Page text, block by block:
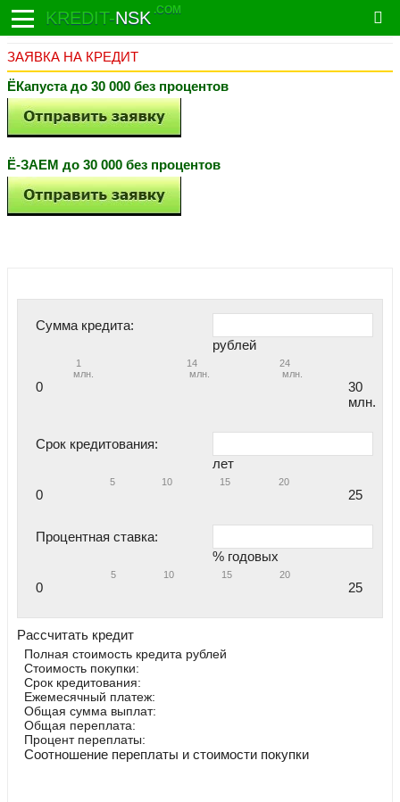
KREDIT-NSK .COM
ЗАЯВКА НА КРЕДИТ
ЁКапуста до 30 000 без процентов
Ё-ЗАЕМ до 30 000 без процентов
Сумма кредита:
рублей
1
млн.
14
млн.
24
млн.
0
30
млн.
Срок кредитования:
лет
5 10 15 20
0 25
Процентная ставка:
% годовых
5 10 15 20
0 25
Рассчитать кредит
Полная стоимость кредита рублей
Стоимость покупки:
Срок кредитования:
Ежемесячный платеж:
Общая сумма выплат:
Общая переплата:
Процент переплаты:
Соотношение переплаты и стоимости покупки